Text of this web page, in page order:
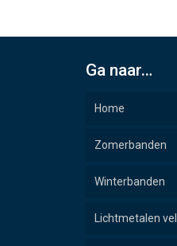
Ga naar…
Home
Zomerbanden
Winterbanden
Lichtmetalen